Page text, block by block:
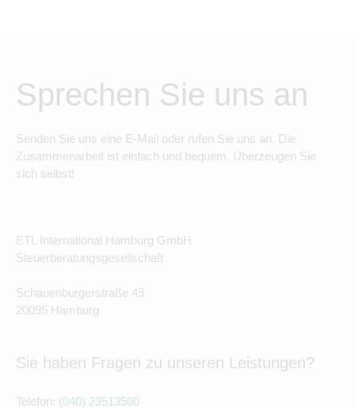
Sprechen Sie uns an
Senden Sie uns eine E-Mail oder rufen Sie uns an. Die
Zusammenarbeit ist einfach und bequem. Überzeugen Sie
sich selbst!
ETL International Hamburg GmbH
Steuerberatungsgesellschaft
Schauenburgerstraße 49
20095 Hamburg
Sie haben Fragen zu unseren Leistungen?
Telefon: (040) 23513500